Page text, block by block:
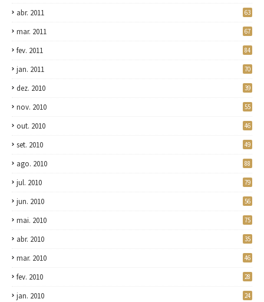
abr. 2011 63
mar. 2011 67
fev. 2011 84
jan. 2011 70
dez. 2010 39
nov. 2010 55
out. 2010 46
set. 2010 49
ago. 2010 88
jul. 2010 79
jun. 2010 56
mai. 2010 75
abr. 2010 35
mar. 2010 46
fev. 2010 28
jan. 2010 24